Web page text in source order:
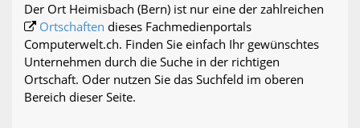
Der Ort Heimisbach (Bern) ist nur eine der zahlreichen
Ortschaften dieses Fachmedienportals
Computerwelt.ch. Finden Sie einfach Ihr gewünschtes
Unternehmen durch die Suche in der richtigen
Ortschaft. Oder nutzen Sie das Suchfeld im oberen
Bereich dieser Seite.